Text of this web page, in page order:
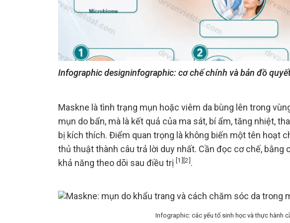
Infographic designinfographic: cơ chế chính và bản đồ
Maskne là tình trạng mụn hoặc viêm da bùng lên trong
mụn do bẩn, mà là kết quả của ma sát, bí ẩm, tăng nhiệt,
bị kích thích. Điểm quan trọng là không biến một tên hoạt
thủ thuật thành câu trả lời duy nhất. Cần đọc cơ chế, bằng
khả năng theo dõi sau điều trị [1] [2].
Infographic: các yếu tố sinh học và thực hành